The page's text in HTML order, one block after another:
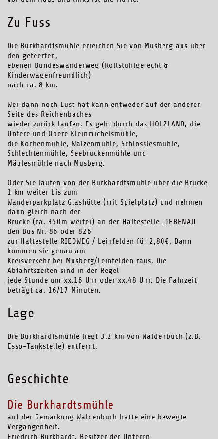
Zu Fuss
Die Burkhardtsmühle erreichen Sie von Musberg aus über
den geteerten,
ebenen Bundeswanderweg (Rollstuhlgerecht &
Kinderwagenfreundlich)
nach ca. 8 km.
Wer dann noch Lust hat kann entweder auf der anderen
Seite des Reichenbaches
wieder zurück laufen. Es geht durch das HOLZLAND, die
Untere und Obere Kleinmichelsmühle,
die Kochenmühle, Walzenmühle, Schlösslesmühle,
Schlechtenmühle, Seebruckenmühle und
Mäulesmühle nach Musberg.
Oder Sie laufen von der Burkhardtsmühle über die Brücke
1 km weiter bis zum
Wanderparkplatz Glashütte (mit Spielplatz) und nehmen
dann gleich nach der
Brücke (ca. 350m weiter) an der Haltestelle LIEBENAU
den Bus Nr. 86 oder 826
zur Haltestelle RIEDWEG / Leinfelden für 2,80€. Dann
kommen sie genau am
Kreisverkehr bei Musberg/Leinfelden raus. Die
Abfahrtszeiten sind in der Regel
jede Stunde um xx.16 Uhr oder xx.48 Uhr. Die Fahrzeit
beträgt ca. 16/17 Minuten.
Lage
Die Burkhardtsmühle liegt 3.2 km von Waldenbuch (z.B.
Esso-Tankstelle) entfernt.
Geschichte
Die Burkhardtsmühle
auf der Gemarkung Waldenbuch hatte eine bewegte
Vergangenheit.
Friedrich Burkhardt, Besitzer der Unteren